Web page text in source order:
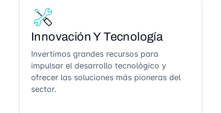
Innovación Y Tecnología
Invertimos grandes recursos para
impulsar el desarrollo tecnológico y
ofrecer las soluciones más pioneras del
sector.